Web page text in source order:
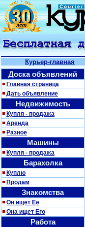
Курьер-главная
Доска объявлений
Главная страница
Дать объявление
Недвижимость
Купля - продажа
Аренда
Разное
Машины
Купля - продажа
Барахолка
Куплю
Продам
Знакомства
Он ищет Ее
Она ищет Его
Работа